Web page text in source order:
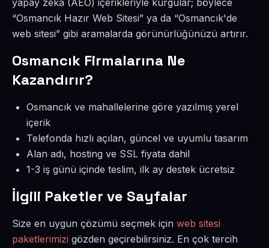
yapay zekâ (AEO) içerikleriyle kurgular; böylece
“Osmancık Hazır Web Sitesi” ya da “Osmancık'de
web sitesi” gibi aramalarda görünürlüğünüzü artırır.
Osmancık Firmalarına Ne
Kazandırır?
Osmancık ve mahallelerine göre yazılmış yerel
içerik
Telefonda hızlı açılan, güncel ve uyumlu tasarım
Alan adı, hosting ve SSL fiyata dahil
1-3 iş günü içinde teslim, ilk ay destek ücretsiz
İlgili Paketler ve Sayfalar
Size en uygun çözümü seçmek için web sitesi
paketlerimizi gözden geçirebilirsiniz. En çok tercih